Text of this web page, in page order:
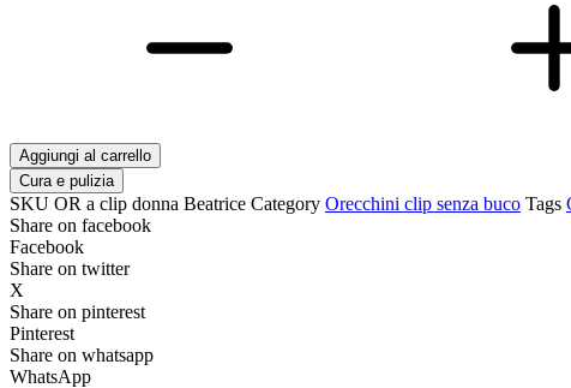
Aggiungi al carrello
Cura e pulizia
SKU OR a clip donna Beatrice Category Orecchini clip senza buco Tags
Share on facebook
Facebook
Share on twitter
X
Share on pinterest
Pinterest
Share on whatsapp
WhatsApp